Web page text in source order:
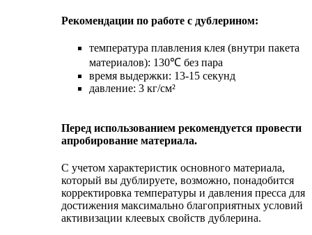
Рекомендации по работе с дублерином:
температура плавления клея (внутри пакета
материалов): 130℃ без пара
время выдержки: 13-15 секунд
давление: 3 кг/см²
Перед использованием рекомендуется провести
апробирование материала.
С учетом характеристик основного материала,
который вы дублируете, возможно, понадобится
корректировка температуры и давления пресса для
достижения максимально благоприятных условий
активизации клеевых свойств дублерина.